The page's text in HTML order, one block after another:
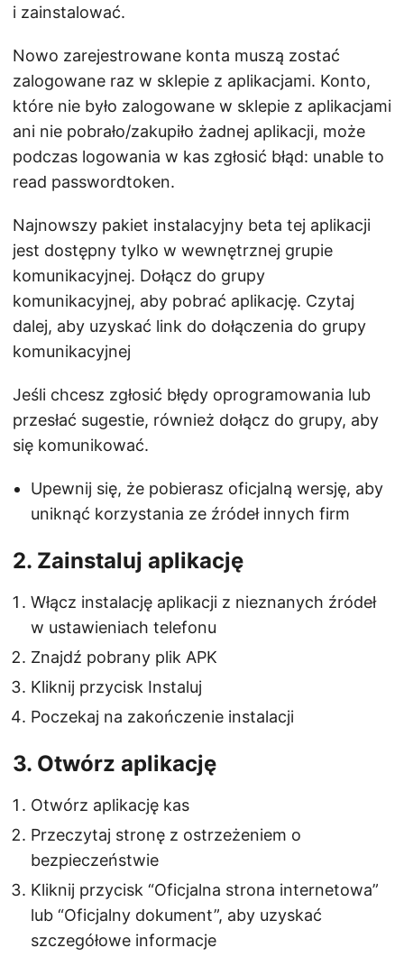
i zainstalować.
Nowo zarejestrowane konta muszą zostać
zalogowane raz w sklepie z aplikacjami. Konto,
które nie było zalogowane w sklepie z aplikacjami
ani nie pobrało/zakupiło żadnej aplikacji, może
podczas logowania w kas zgłosić błąd: unable to
read passwordtoken.
Najnowszy pakiet instalacyjny beta tej aplikacji
jest dostępny tylko w wewnętrznej grupie
komunikacyjnej. Dołącz do grupy
komunikacyjnej, aby pobrać aplikację. Czytaj
dalej, aby uzyskać link do dołączenia do grupy
komunikacyjnej
Jeśli chcesz zgłosić błędy oprogramowania lub
przesłać sugestie, również dołącz do grupy, aby
się komunikować.
Upewnij się, że pobierasz oficjalną wersję, aby
uniknąć korzystania ze źródeł innych firm
2. Zainstaluj aplikację
Włącz instalację aplikacji z nieznanych źródeł
w ustawieniach telefonu
Znajdź pobrany plik APK
Kliknij przycisk Instaluj
Poczekaj na zakończenie instalacji
3. Otwórz aplikację
Otwórz aplikację kas
Przeczytaj stronę z ostrzeżeniem o
bezpieczeństwie
Kliknij przycisk “Oficjalna strona internetowa”
lub “Oficjalny dokument”, aby uzyskać
szczegółowe informacje